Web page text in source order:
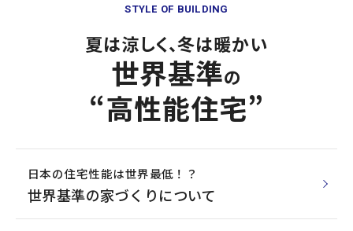
STYLE OF BUILDING
夏は涼しく、冬は暖かい
世界基準の
“高性能住宅”
日本の住宅性能は世界最低！？
世界基準の家づくりについて